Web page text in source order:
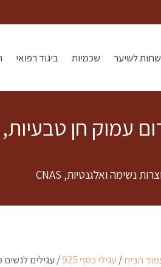
לשיער שכמיות ביגוד רפואי
עם אבני גרנט אדום עמוק
הבית/ עגילי כסף 925